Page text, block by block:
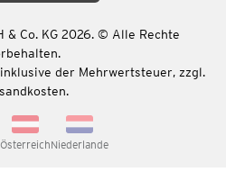
& Co. KG 2026. © Alle Rechte
der Mehrwertsteuer, zzgl.
ÖsterreichNiederlande